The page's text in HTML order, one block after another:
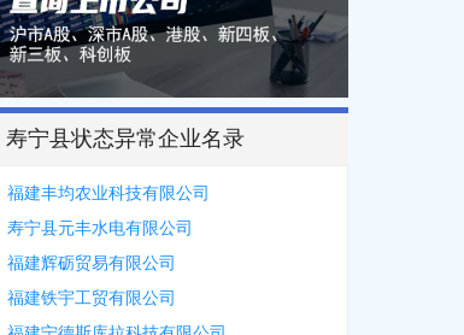
寿宁县状态异常企业名录
福建丰均农业科技有限公司
寿宁县元丰水电有限公司
福建辉砺贸易有限公司
福建铁宇工贸有限公司